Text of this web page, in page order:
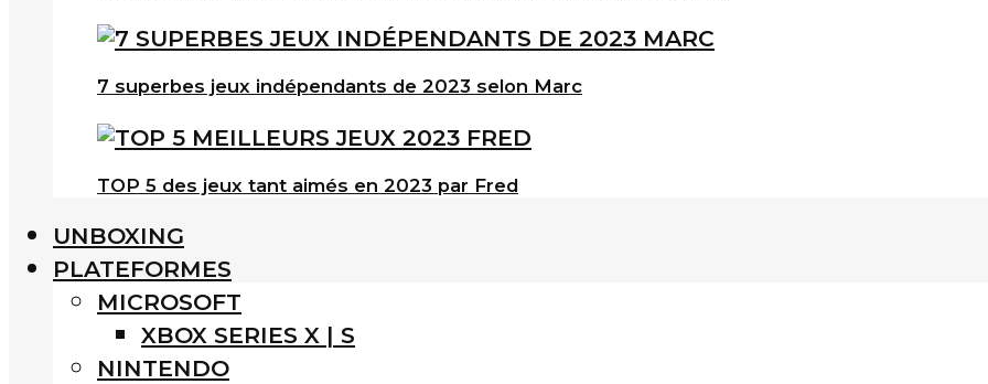
7 superbes jeux indépendants de 2023 selon Marc
TOP 5 des jeux tant aimés en 2023 par Fred
UNBOXING
PLATEFORMES
MICROSOFT
XBOX SERIES X | S
NINTENDO